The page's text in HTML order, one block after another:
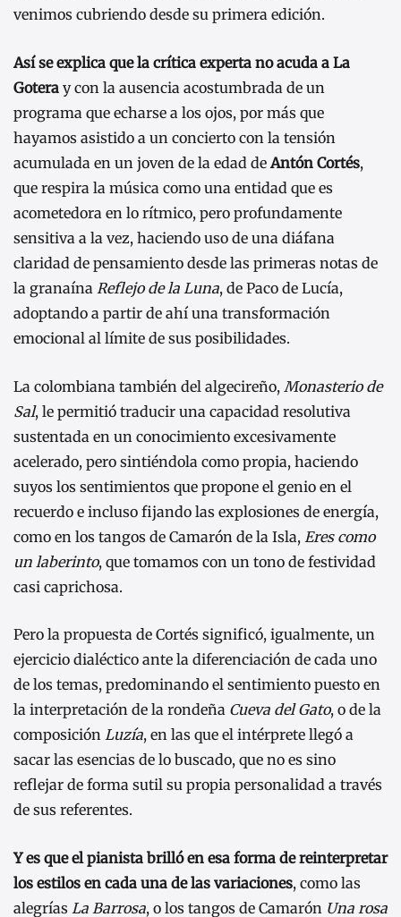
venimos cubriendo desde su primera edición.
Así se explica que la crítica experta no acuda a La
Gotera y con la ausencia acostumbrada de un
programa que echarse a los ojos, por más que
hayamos asistido a un concierto con la tensión
acumulada en un joven de la edad deAntón Cortés,
que respira la música como una entidad que es
acometedora en lo rítmico, pero profundamente
sensitiva a la vez, haciendo uso de una diáfana
claridad de pensamiento desde las primeras notas de
la granaína Reflejo de la Luna, de Paco de Lucía,
adoptando a partir de ahí una transformación
emocional al límite de sus posibilidades.
La colombiana también del algecireño, Monasterio de
Sal, le permitió traducir una capacidad resolutiva
sustentada en un conocimiento excesivamente
acelerado, pero sintiéndola como propia, haciendo
suyos los sentimientos que propone el genio en el
recuerdo e incluso fijando las explosiones de energía,
como en los tangos de Camarón de la Isla, Eres como
un laberinto, que tomamos con un tono de festividad
casi caprichosa.
Pero la propuesta de Cortés significó, igualmente, un
ejercicio dialéctico ante la diferenciación de cada uno
de los temas, predominando el sentimiento puesto en
la interpretación de la rondeña Cueva del Gato, o de la
composición Luzía, en las que el intérprete llegó a
sacar las esencias de lo buscado, que no es sino
reflejar de forma sutil su propia personalidad a través
de sus referentes.
Y es que el pianista brilló en esa forma de reinterpretar
los estilos en cada una de las variaciones, como las
alegrías La Barrosa, o los tangos de Camarón Una rosa